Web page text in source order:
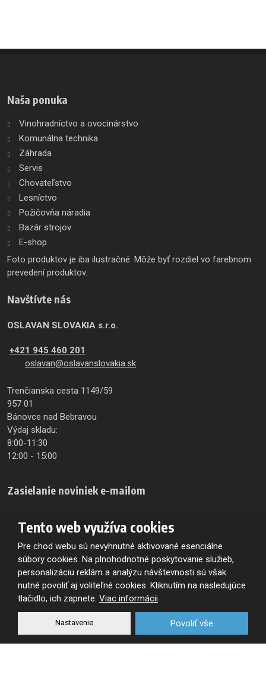
Naša ponuka
Vinohradníctvo a ovocinárstvo
Komunálna technika
Záhrada
Servis
Chovateľstvo
Lesníctvo
Požičovňa náradia
Bazár strojov
E-shop
Foto produktov je iba ilustračné. Môže byť rozdiel vo farebnom
prevedení produktov.
Navštívte nás
OSLAVAN SLOVAKIA s.r.o.
+421 945 460 201
oslavan@oslavanslovakia.sk
Trenčianska cesta 1149/59
957 01
Bánovce nad Bebravou
Výdaj skladu:
8:00-11:30
12:00 - 15:00
Zasielanie noviniek e-mailom
sa zaregistrujte
SúhlasímSúhlasím so spracovaním osobných údajov.
Tento web využíva cookies
Pre chod webu sú nevyhnutné aktivované esenciálne
súbory cookies. Na plnohodnotné poskytovanie služieb,
personalizáciu reklám a analýzu návštevnosti sú však
nutné povoliť aj voliteľné cookies. Kliknutím na nasledujúce
tlačidlo, ich zapnete. Viac informácii
Nastavenie Povoliť vše